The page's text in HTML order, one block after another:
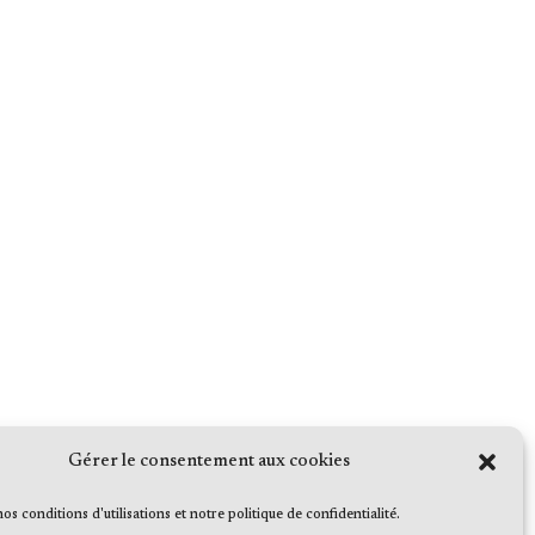
Gérer le consentement aux cookies
conditions d'utilisations et notre politique de confidentialité.